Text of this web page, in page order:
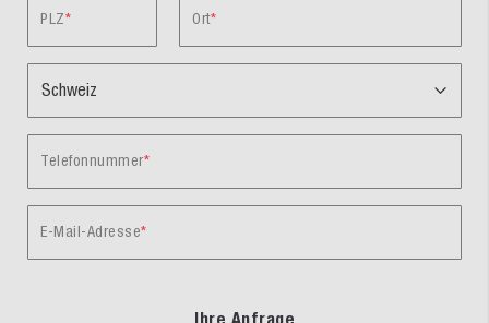
PLZ Ort
Telefonnummer
E-Mail-Adresse